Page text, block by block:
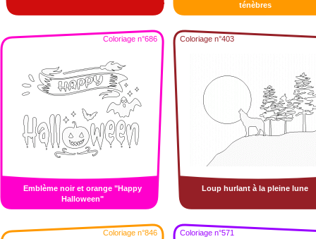
ténèbres
Coloriage n°686
Emblème noir et orange "Happy
Halloween"
Coloriage n°403
Loup hurlant à la pleine lune
Coloriage n°846 Coloriage n°571